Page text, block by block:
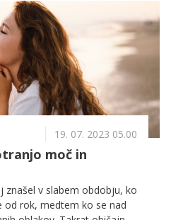
so lahko tudi pozitivne,
ampak je mogoče
cone udobja in
19. 07. 2023 05.00
moč in
znašel v slabem obdobju, ko
od rok, medtem ko se nad